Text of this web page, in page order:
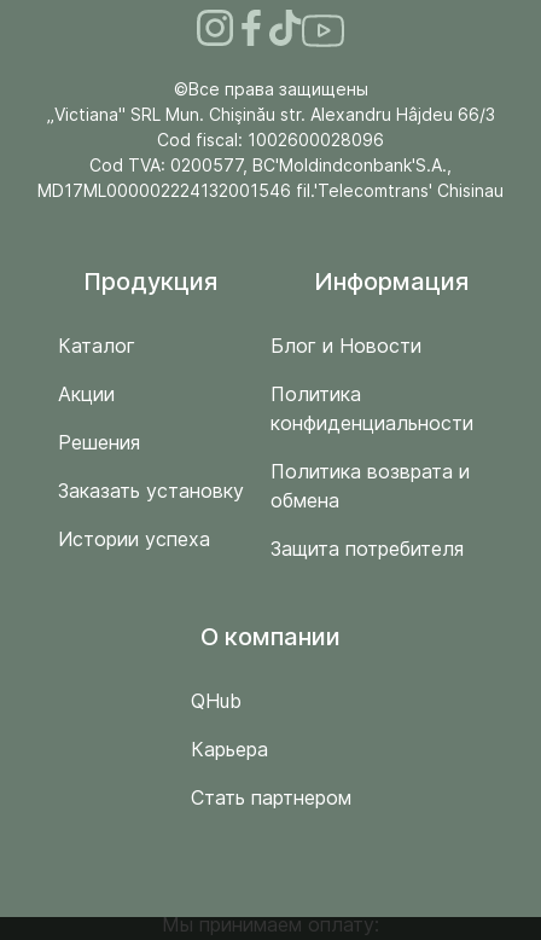
©Все права защищены
„Victiana" SRL Mun. Chişinău str. Alexandru Hâjdeu 66/3
Cod fiscal: 1002600028096
Cod TVA: 0200577, BC'Moldindconbank'S.A.,
MD17ML000002224132001546 fil.'Telecomtrans' Chisinau
Продукция
Каталог
Акции
Решения
Заказать установку
Истории успеха
Информация
Блог и Новости
Политика
конфиденциальности
Политика возврата и
обмена
Защита потребителя
O компании
QHub
Карьера
Стать партнером
Мы принимаем оплату: